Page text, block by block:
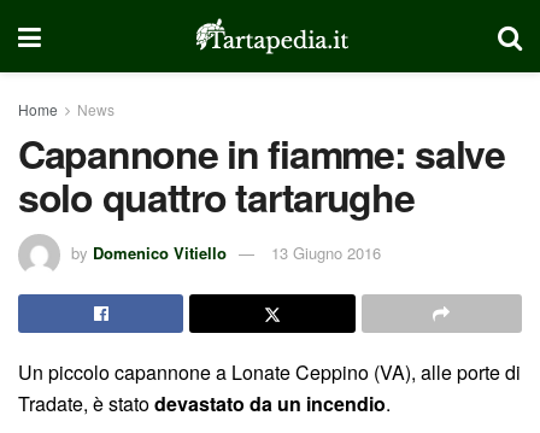
Home News
Capannone in fiamme: salve
solo quattro tartarughe
by Domenico Vitiello 13 Giugno 2016
Un piccolo capannone a Lonate Ceppino (VA), alle porte di
Tradate, è statodevastato da un incendio.